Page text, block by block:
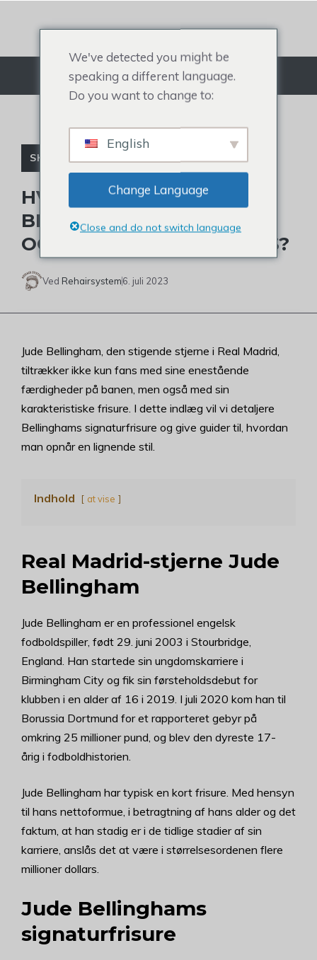
Menu
SKALDEDE BERØMTHEDER
HVAD ER JUDE
BELLINGHAMS KLIPNING,
OG HVORDAN GENSKABES?
Ved Rehairsystem6. juli 2023
Jude Bellingham, den stigende stjerne i Real Madrid,
tiltrækker ikke kun fans med sine enestående
færdigheder på banen, men også med sin
karakteristiske frisure. I dette indlæg vil vi detaljere
Bellinghams signaturfrisure og give guider til, hvordan
man opnår en lignende stil.
Indhold at vise
Real Madrid-stjerne Jude
Bellingham
Jude Bellingham er en professionel engelsk
fodboldspiller, født 29. juni 2003 i Stourbridge,
England. Han startede sin ungdomskarriere i
Birmingham City og fik sin førsteholdsdebut for
klubben i en alder af 16 i 2019. I juli 2020 kom han til
Borussia Dortmund for et rapporteret gebyr på
omkring 25 millioner pund, og blev den dyreste 17-
årig i fodboldhistorien.
Jude Bellingham har typisk en kort frisure. Med hensyn
til hans nettoformue, i betragtning af hans alder og det
faktum, at han stadig er i de tidlige stadier af sin
karriere, anslås det at være i størrelsesordenen flere
millioner dollars.
Jude Bellinghams
signaturfrisure
We've detected you might be
speaking a different language.
Do you want to change to:
English
Change Language
Close and do not switch language